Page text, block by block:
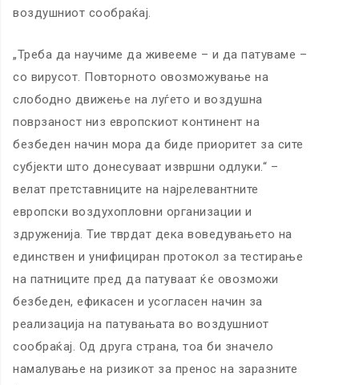
воздушниот сообраќај.
„Треба да научиме да живееме – и да патуваме –
со вирусот. Повторното овозможување на
слободно движење на луѓето и воздушна
поврзаност низ европскиот континент на
безбеден начин мора да биде приоритет за сите
субјекти што донесуваат извршни одлуки.“ –
велат претставниците на најрелевантните
европски воздухопловни организации и
здруженија. Тие тврдат дека воведувањето на
единствен и унифициран протокол за тестирање
на патниците пред да патуваат ќе овозможи
безбеден, ефикасен и усогласен начин за
реализација на патувањата во воздушниот
сообраќај. Од друга страна, тоа би значело
намалување на ризикот за пренос на заразните